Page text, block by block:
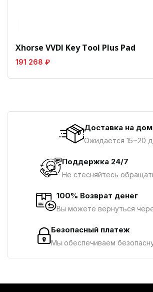
Xhorse VVDI Key Tool Plus Pad
191 268 ₽
Доставка на дом
Ожидается 15~20
Поддержка 24/7
Не стесняйтесь
100% Возврат денег
Вы можете вернуться
Безопасный платеж
Мы обеспечиваем